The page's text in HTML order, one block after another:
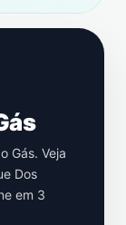
Gás. Veja
Dos
em 3